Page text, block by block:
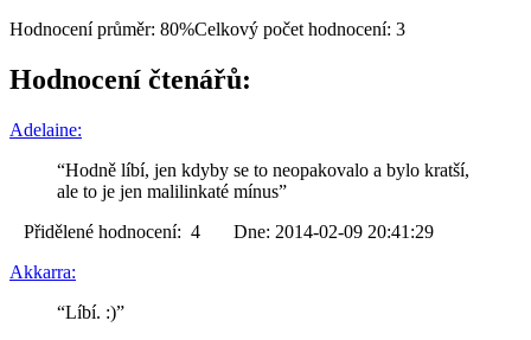
Hodnocení průměr: 80%Celkový počet hodnocení: 3
Hodnocení čtenářů:
Adelaine:
“Hodně líbí, jen kdyby se to neopakovalo a bylo kratší,
ale to je jen malilinkaté mínus”
Přidělené hodnocení: 4 Dne: 2014-02-09 20:41:29
Akkarra:
“Líbí. :)”